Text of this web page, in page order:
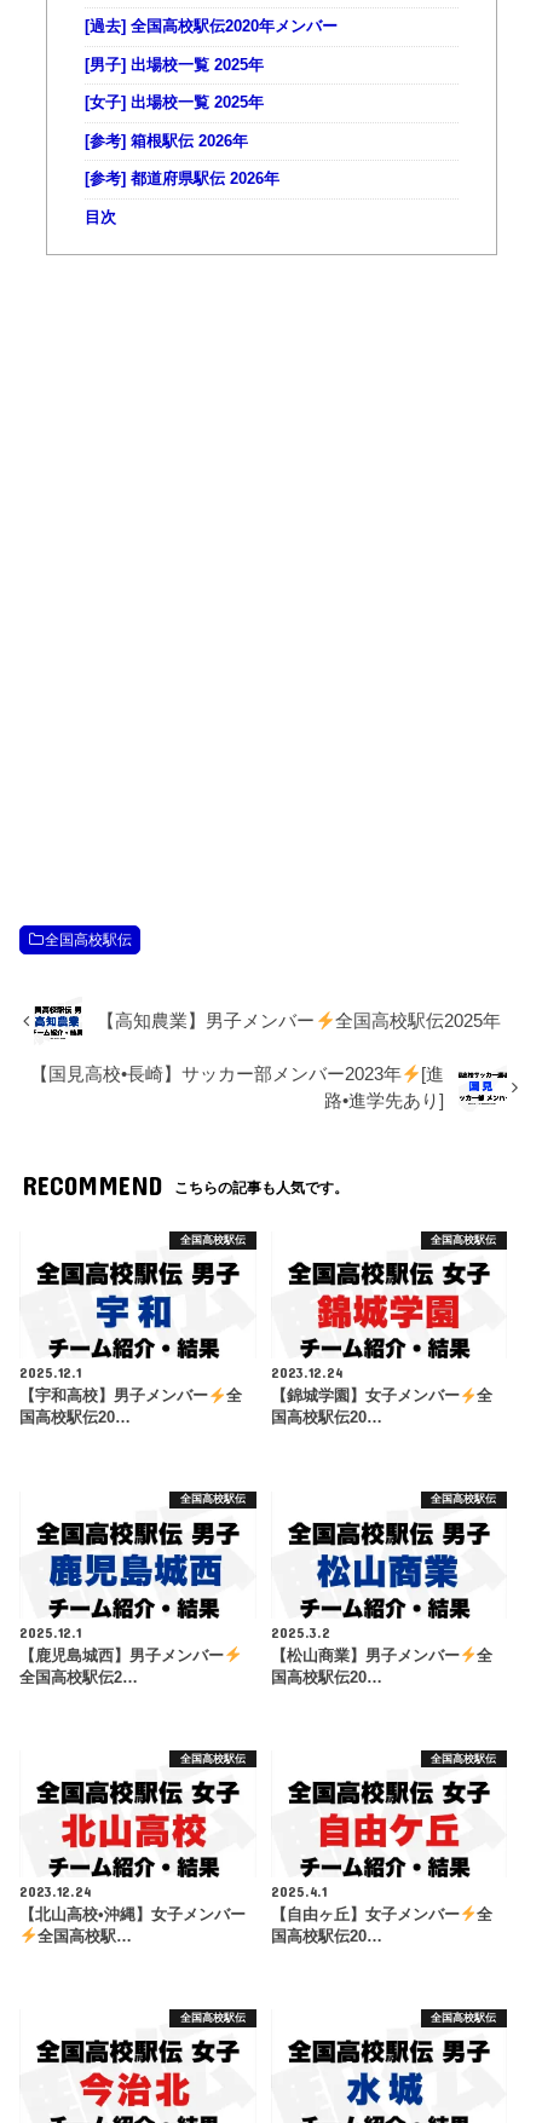
[過去] 全国高校駅伝2020年メンバー
[男子] 出場校一覧 2025年
[女子] 出場校一覧 2025年
[参考] 箱根駅伝 2026年
[参考] 都道府県駅伝 2026年
目次
全国高校駅伝
【高知農業】男子メンバー 全国高校駅伝2025年
【国見高校•長崎】サッカー部メンバー2023年
[進
路•進学先あり]
RECOMMEND こちらの記事も人気です。
全国高校駅伝
2025.12.1
【宇和高校】男子メンバー
全
国高校駅伝20…
全国高校駅伝
2023.12.24
【錦城学園】女子メンバー
全
国高校駅伝20…
全国高校駅伝
2025.12.1
【鹿児島城西】男子メンバー
全国高校駅伝2…
全国高校駅伝
2025.3.2
【松山商業】男子メンバー
全
国高校駅伝20…
全国高校駅伝
2023.12.24
【北山高校•沖縄】女子メンバー
全国高校駅…
全国高校駅伝
2025.4.1
【自由ヶ丘】女子メンバー
全
国高校駅伝20…
全国高校駅伝 全国高校駅伝